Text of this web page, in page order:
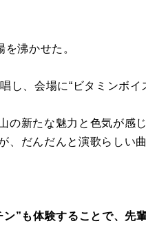
沸かせた。
し、会場に“ビタミンボイ
新たな魅力と色気が感じ
、だんだんと演歌らしい
”も体験することで、先